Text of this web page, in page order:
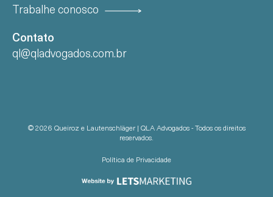
Trabalhe conosco
Contato
ql@qladvogados.com.br
© 2026 Queiroz e Lautenschläger | QLA Advogados - Todos os direitos
reservados.
Política de Privacidade